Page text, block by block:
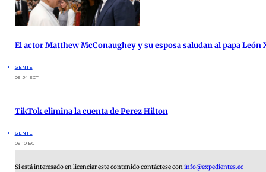
El actor Matthew McConaughey y su esposa saludan al papa León
GENTE
09:54 ECT
TikTok elimina la cuenta de Perez Hilton
GENTE
09:10 ECT
Si está interesado en licenciar este contenido contáctese coninfo@expedientes.ec